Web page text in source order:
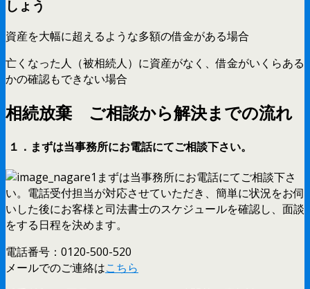
しょう
資産を大幅に超えるような多額の借金がある場合
亡くなった人（被相続人）に資産がなく、借金がいくらある
かの確認もできない場合
相続放棄 ご相談から解決までの流れ
１．まずは当事務所にお電話にてご相談下さい。
まずは当事務所にお電話にてご相談下さ
い。電話受付担当が対応させていただき、簡単に状況をお伺
いした後にお客様と司法書士のスケジュールを確認し、面談
をする日程を決めます。
電話番号：0120-500-520
メールでのご連絡はこちら